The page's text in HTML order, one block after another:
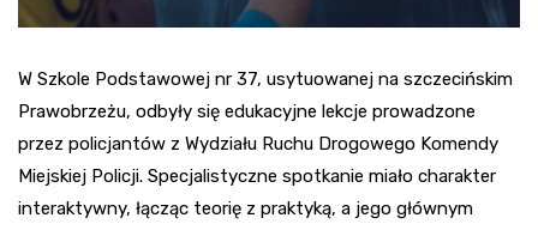
W Szkole Podstawowej nr 37, usytuowanej na szczecińskim
Prawobrzeżu, odbyły się edukacyjne lekcje prowadzone
przez policjantów z Wydziału Ruchu Drogowego Komendy
Miejskiej Policji. Specjalistyczne spotkanie miało charakter
interaktywny, łącząc teorię z praktyką, a jego głównym